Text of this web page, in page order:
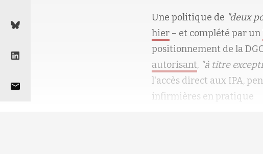
Une politique de "deux
hier – et complété par un
positionnement de la
autorisant, "à titre
l'accès direct aux IPA,
infirmières en pratique